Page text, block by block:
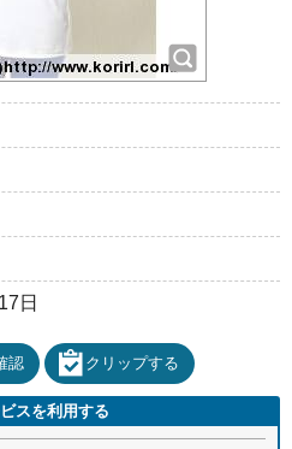
日
認 クリップする
スを利用する